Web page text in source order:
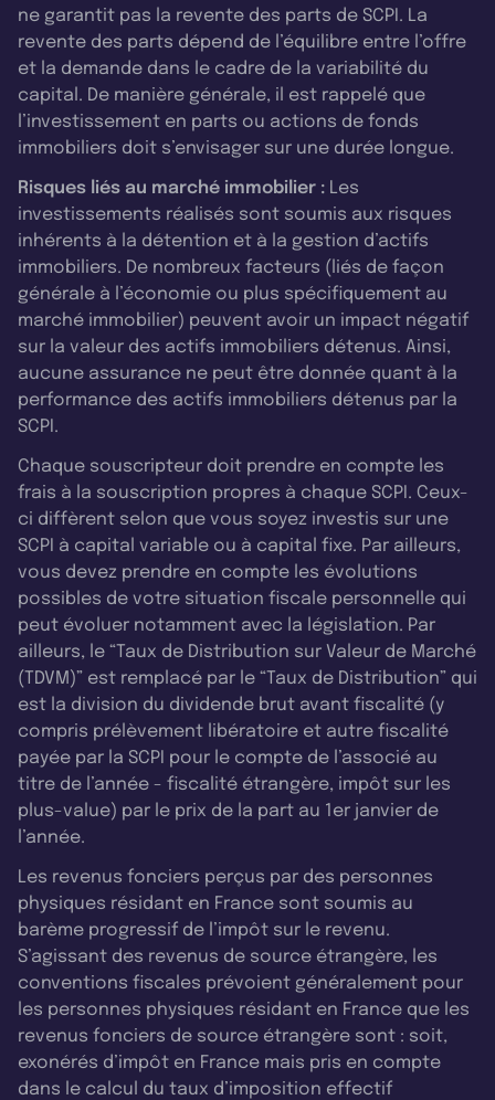
ne garantit pas la revente des parts de SCPI. La
revente des parts dépend de l’équilibre entre l’offre
et la demande dans le cadre de la variabilité du
capital. De manière générale, il est rappelé que
l’investissement en parts ou actions de fonds
immobiliers doit s’envisager sur une durée longue.
Risques liés au marché immobilier : Les
investissements réalisés sont soumis aux risques
inhérents à la détention et à la gestion d’actifs
immobiliers. De nombreux facteurs (liés de façon
générale à l’économie ou plus spécifiquement au
marché immobilier) peuvent avoir un impact négatif
sur la valeur des actifs immobiliers détenus. Ainsi,
aucune assurance ne peut être donnée quant à la
performance des actifs immobiliers détenus par la
SCPI.
Chaque souscripteur doit prendre en compte les
frais à la souscription propres à chaque SCPI. Ceux-
ci diffèrent selon que vous soyez investis sur une
SCPI à capital variable ou à capital fixe. Par ailleurs,
vous devez prendre en compte les évolutions
possibles de votre situation fiscale personnelle qui
peut évoluer notamment avec la législation. Par
ailleurs, le “Taux de Distribution sur Valeur de Marché
(TDVM)” est remplacé par le “Taux de Distribution” qui
est la division du dividende brut avant fiscalité (y
compris prélèvement libératoire et autre fiscalité
payée par la SCPI pour le compte de l’associé au
titre de l’année - fiscalité étrangère, impôt sur les
plus-value) par le prix de la part au 1er janvier de
l’année.
Les revenus fonciers perçus par des personnes
physiques résidant en France sont soumis au
barème progressif de l’impôt sur le revenu.
S’agissant des revenus de source étrangère, les
conventions fiscales prévoient généralement pour
les personnes physiques résidant en France que les
revenus fonciers de source étrangère sont : soit,
exonérés d’impôt en France mais pris en compte
dans le calcul du taux d’imposition effectif